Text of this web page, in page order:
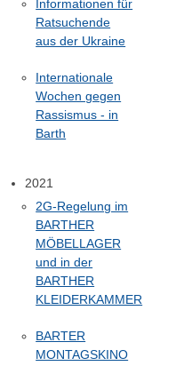
Informationen für
Ratsuchende
aus der Ukraine
Internationale
Wochen gegen
Rassismus - in
Barth
2021
2G-Regelung im
BARTHER
MÖBELLAGER
und in der
BARTHER
KLEIDERKAMMER
BARTER
MONTAGSKINO